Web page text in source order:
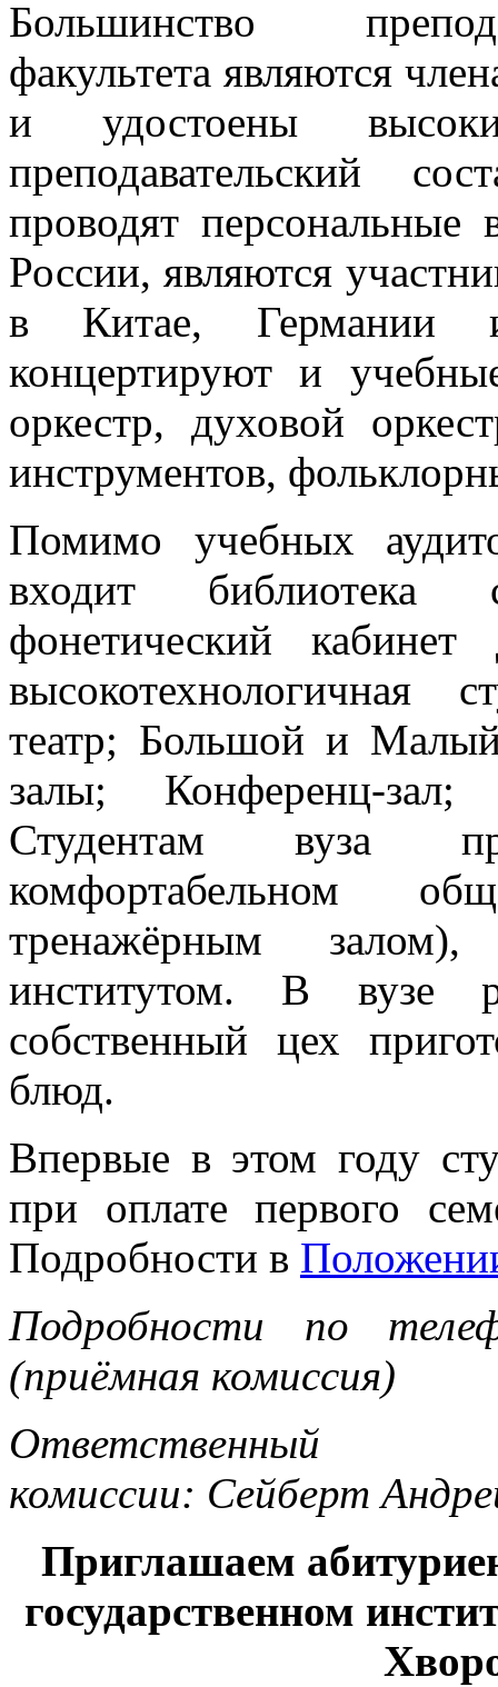
Большинство
факультета являются
и удостоены
преподавательский
проводят персональные
России, являются
в Китае, Германии
концертируют и
оркестр, духовой
инструментов,
Помимо учебных
входит
фонетический
высокотехнологичная
театр; Большой и
залы; Конференц-
Студентам вуза
комфортабельном
тренажёрным
институтом. В вузе
собственный цех
блюд.
Впервые в этом году
при оплате первого
Подробности в
Подробности по
(приёмная комиссия)
Ответственный
комиссии: Сейберт
Приглашаем
государственном